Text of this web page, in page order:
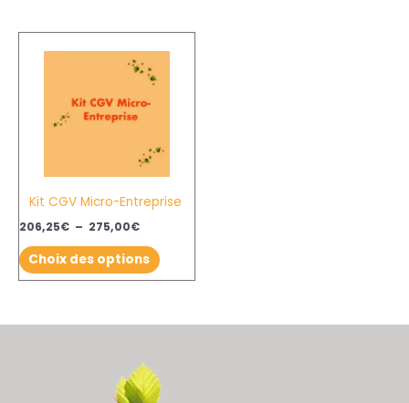
du
Kit CGV Micro-Entreprise
206,25€ – 275,00€
de
prix :
206,25€
275,00€
Choix des options
Les
options
peuvent
sur